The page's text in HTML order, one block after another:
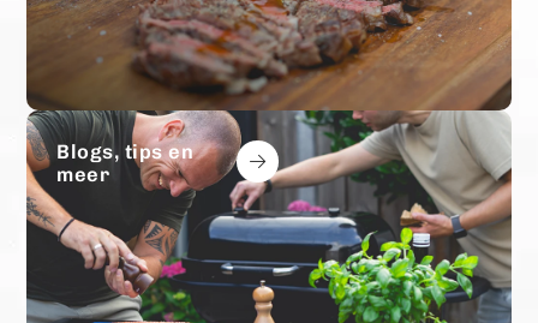
Blogs, tips en
meer